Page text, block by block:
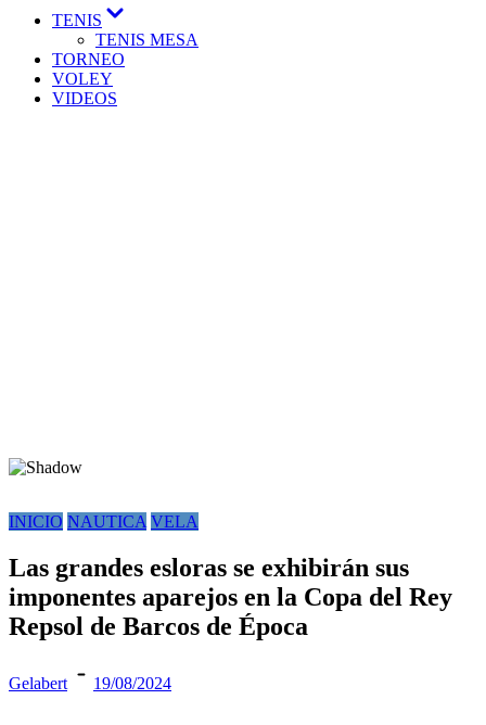
TENIS
TENIS MESA
TORNEO
VOLEY
VIDEOS
INICIO NAUTICA VELA
Las grandes esloras se exhibirán sus
imponentes aparejos en la Copa del Rey
Repsol de Barcos de Época
Gelabert 19/08/2024